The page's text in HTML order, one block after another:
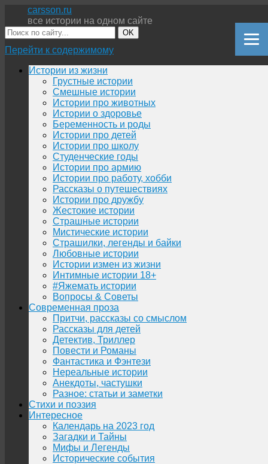
carsson.ru
все истории на одном сайте
OK
Перейти к содержимому
Истории из жизни
Грустные истории
Смешные истории
Истории про животных
Истории о здоровье
Беременность и роды
Истории про детей
Истории про школу
Студенческие годы
Истории про армию
Истории про работу, хобби
Рассказы о путешествиях
Истории про дружбу
Жестокие истории
Страшные истории
Мистические истории
Страшилки, легенды и байки
Любовные истории
Истории измен из жизни
Интимные истории 18+
#Яжемать истории
Вопросы & Советы
Современная проза
Притчи, рассказы со смыслом
Рассказы для детей
Детектив, Триллер
Повести и Романы
Фантастика и Фэнтези
Нереальные истории
Анекдоты, частушки
Разное: статьи и заметки
Стихи и поэзия
Интересное
Календарь на 2023 год
Загадки и Тайны
Мифы и Легенды
Исторические события